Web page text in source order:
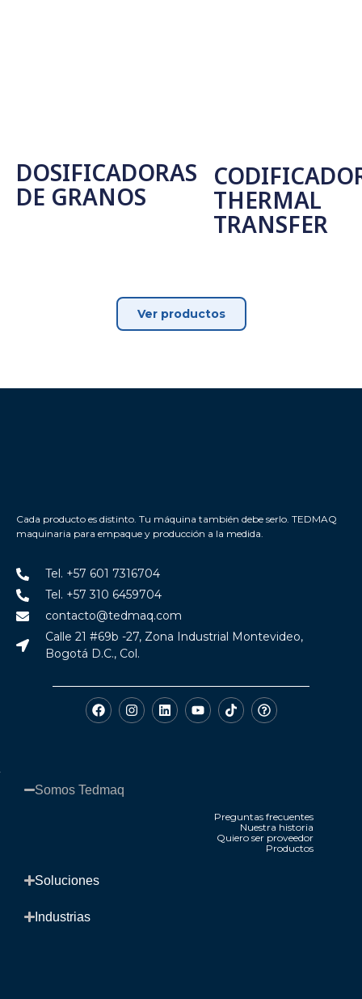
DOSIFICADORAS
DE GRANOS THERMAL
TRANSFER
Ver productos
Cada producto es distinto. Tu máquina también debe serlo. TEDMAQ
maquinaria para empaque y producción a la medida.
Tel. +57 601 7316704
Tel. +57 310 6459704
contacto@tedmaq.com
Calle 21 #69b -27, Zona Industrial Montevideo,
Bogotá D.C., Col.
Somos Tedmaq​
Preguntas frecuentes
Nuestra historia
Quiero ser proveedor
Productos
Soluciones​
Industrias​